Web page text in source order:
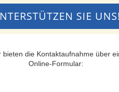
SIE UNS!
bieten die Kontaktaufnahme über
Online-Formular: